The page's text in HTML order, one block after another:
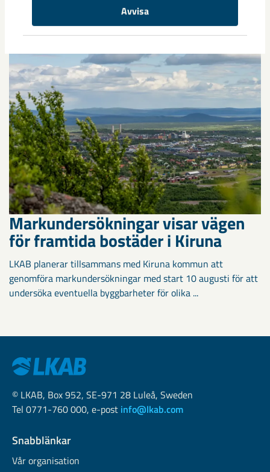
Avvisa
Kirunaborna fick under helgen uppleva handboll på hög nivå
när ungdomslandslag från Sverige, Norge, Portugal och
Spanien möttes i Scandiberico ...
Markundersökningar visar vägen
för framtida bostäder i Kiruna
LKAB planerar tillsammans med Kiruna kommun att
genomföra markundersökningar med start 10 augusti för att
undersöka eventuella byggbarheter för olika ...
© LKAB, Box 952, SE-971 28 Luleå, Sweden
Tel 0771-760 000, e-post info@lkab.com
Snabblänkar
Vår organisation